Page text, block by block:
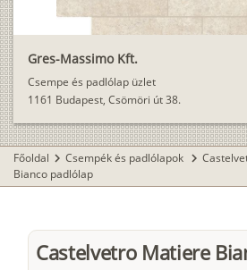
Gres-Massimo Kft.
Csempe és padlólap üzlet
1161 Budapest, Csömöri út 38.
Főoldal chevron_right Csempék és padlólapok chevron_right
Bianco padlólap
Castelvetro Matiere